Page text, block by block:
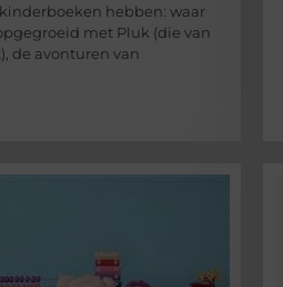
hebben: waar
met Pluk (die van
de avonturen van